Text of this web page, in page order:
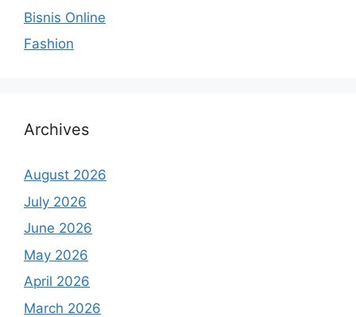
Bisnis Online
Fashion
Archives
August 2026
July 2026
June 2026
May 2026
April 2026
March 2026